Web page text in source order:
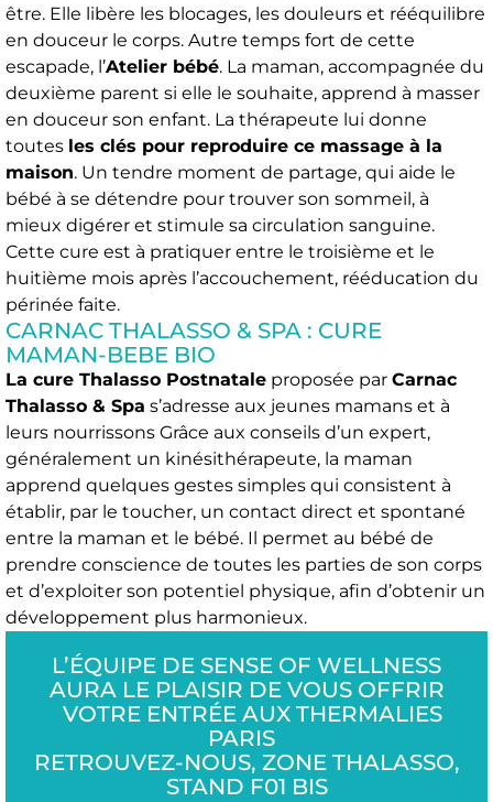
être. Elle libère les blocages, les douleurs et rééquilibre
en douceur le corps. Autre temps fort de cette
escapade, l’Atelier bébé. La maman, accompagnée du
deuxième parent si elle le souhaite, apprend à masser
en douceur son enfant. La thérapeute lui donne
toutes les clés pour reproduire ce massage à la
maison. Un tendre moment de partage, qui aide le
bébé à se détendre pour trouver son sommeil, à
mieux digérer et stimule sa circulation sanguine.
Cette cure est à pratiquer entre le troisième et le
huitième mois après l’accouchement, rééducation du
périnée faite.
CARNAC THALASSO & SPA : CURE
MAMAN-BEBE BIO
La cure Thalasso Postnatale proposée par Carnac
Thalasso & Spa s’adresse aux jeunes mamans et à
leurs nourrissons Grâce aux conseils d’un expert,
généralement un kinésithérapeute, la maman
apprend quelques gestes simples qui consistent à
établir, par le toucher, un contact direct et spontané
entre la maman et le bébé. Il permet au bébé de
prendre conscience de toutes les parties de son corps
et d’exploiter son potentiel physique, afin d’obtenir un
développement plus harmonieux.
L’ÉQUIPE DE SENSE OF WELLNESS
AURA LE PLAISIR DE VOUS OFFRIR
VOTRE ENTRÉE AUX THERMALIES
PARIS
RETROUVEZ-NOUS, ZONE THALASSO,
STAND F01 BIS